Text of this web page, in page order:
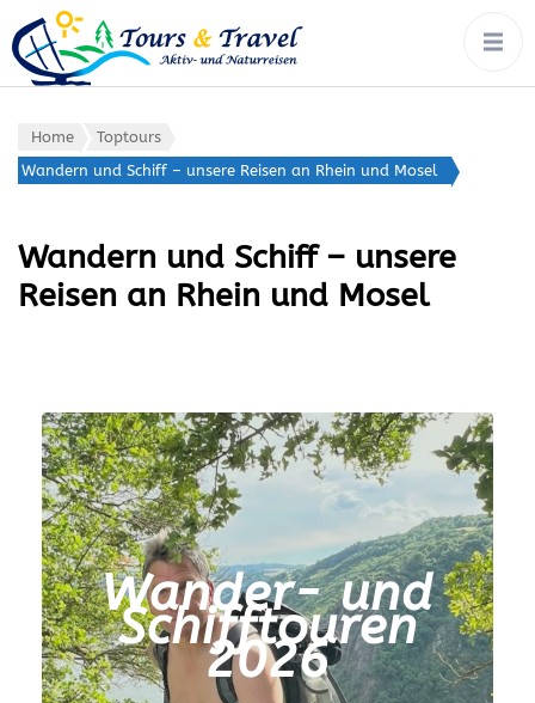
aktiv- &
Rad, Wandern, Wasser,
Gepäcktransport
Home
Toptours
Wandern und Schiff – unsere Reisen an Rhein und Mosel
Wandern und Schiff – unsere
Reisen an Rhein und Mosel
Wander- und
Schifftouren
2026